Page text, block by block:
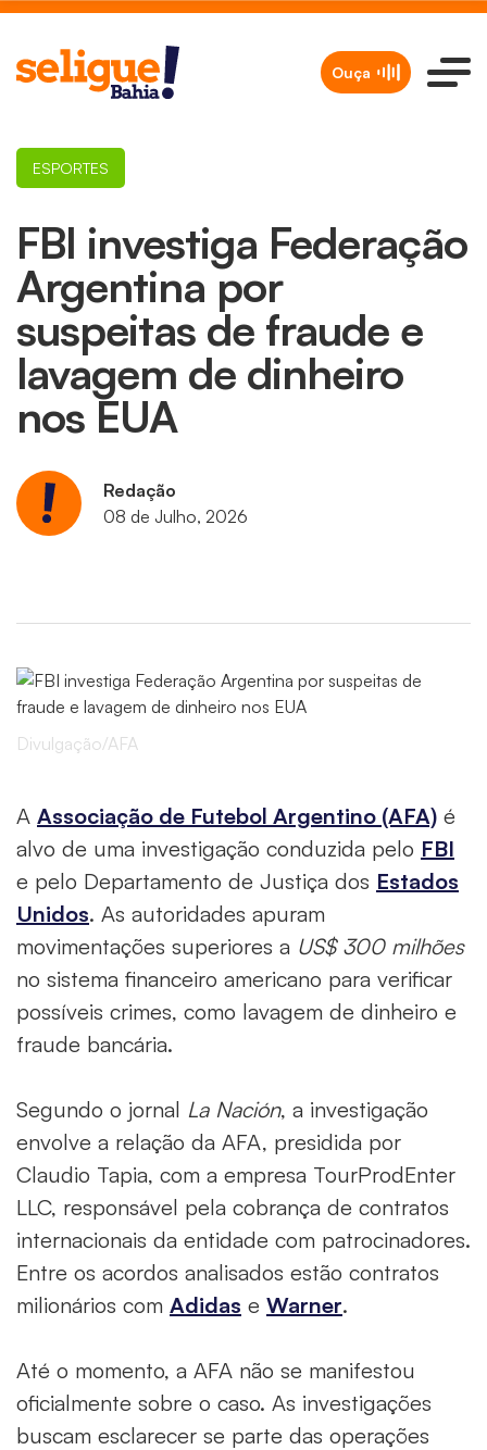
Ouça
FBI investiga Federação
Argentina por
suspeitas de fraude e
lavagem de dinheiro
nos EUA
ESPORTES
Redação
08 de Julho, 2026
Divulgação/AFA
A Associação de Futebol Argentino (AFA) é
alvo de uma investigação conduzida pelo FBI
e pelo Departamento de Justiça dos Estados
Unidos. As autoridades apuram
movimentações superiores a US$ 300 milhões
no sistema financeiro americano para verificar
possíveis crimes, como lavagem de dinheiro e
fraude bancária.
Segundo o jornal La Nación, a investigação
envolve a relação da AFA, presidida por
Claudio Tapia, com a empresa TourProdEnter
LLC, responsável pela cobrança de contratos
internacionais da entidade com patrocinadores.
Entre os acordos analisados estão contratos
milionários com Adidas e Warner.
Até o momento, a AFA não se manifestou
oficialmente sobre o caso. As investigações
buscam esclarecer se parte das operações